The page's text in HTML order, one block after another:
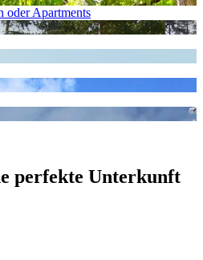
oder Apartments
perfekte Unterkunft